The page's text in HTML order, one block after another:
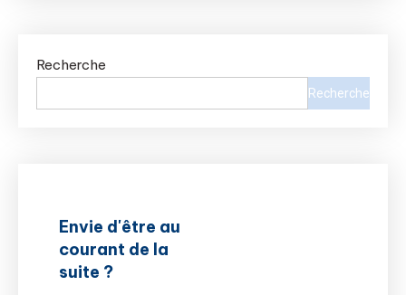
Recherche
Recherche
Envie d'être au
courant de la
suite ?